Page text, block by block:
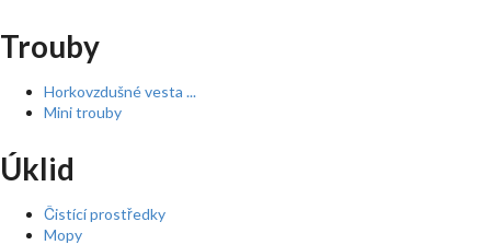
Trouby
Horkovzdušné vesta ...
Mini trouby
Úklid
Čistící prostředky
Mopy